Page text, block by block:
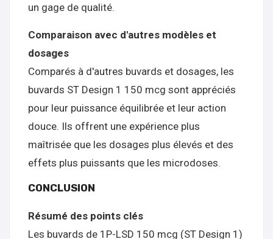
un gage de qualité.
Comparaison avec d'autres modèles et
dosages
Comparés à d'autres buvards et dosages, les
buvards ST Design 1 150 mcg sont appréciés
pour leur puissance équilibrée et leur action
douce. Ils offrent une expérience plus
maîtrisée que les dosages plus élevés et des
effets plus puissants que les microdoses.
CONCLUSION
Résumé des points clés
Les buvards de 1P-LSD 150 mcg (ST Design 1)